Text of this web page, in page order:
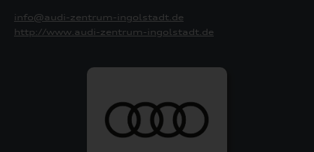
info@audi-zentrum-ingolstadt.de
http://www.audi-zentrum-ingolstadt.de